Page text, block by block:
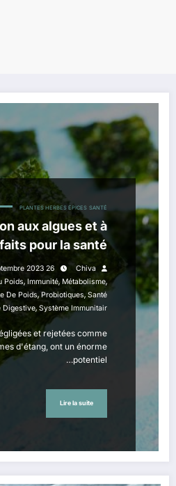
PLANTES HERBES ÉPICES SANTÉ
aux algues et à
pour la santé
Chiva
26 Septembre 2023
Poids, Immunité, Métabolisme,
De Poids, Probiotiques, Santé
Digestive, Système Immunitair
et rejetées comme
d'étang, ont un énorme
potentiel…
Lire la suite